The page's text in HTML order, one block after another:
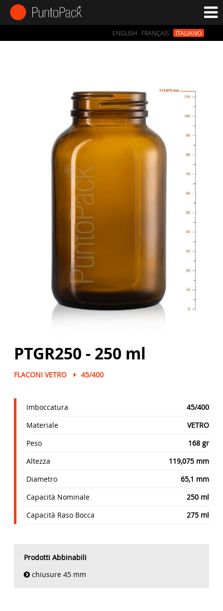
ENGLISH FRANÇAIS ITALIANO
PTGR250 - 250 ml
FLACONI VETRO 45/400
Imboccatura
45/400
Materiale
VETRO
Peso
168 gr
Altezza
119,075 mm
Diametro
65,1 mm
Capacità Nominale
250 ml
Capacità Raso Bocca
275 ml
Prodotti Abbinabili
chiusure 45 mm